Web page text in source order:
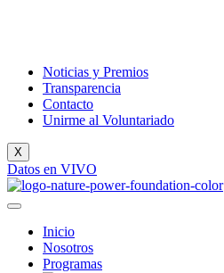
Noticias y Premios
Transparencia
Contacto
Unirme al Voluntariado
X
Datos en VIVO
Inicio
Nosotros
Programas